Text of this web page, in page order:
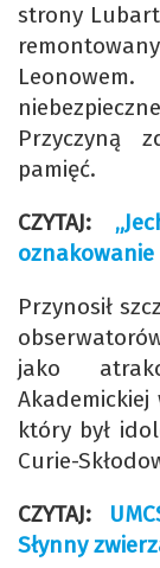
strony
Przyczyną
pamięć.
CZYTAJ:
oznakowanie
Przynosił
jako
który był
Curie-
CZYTAJ:
Słynny